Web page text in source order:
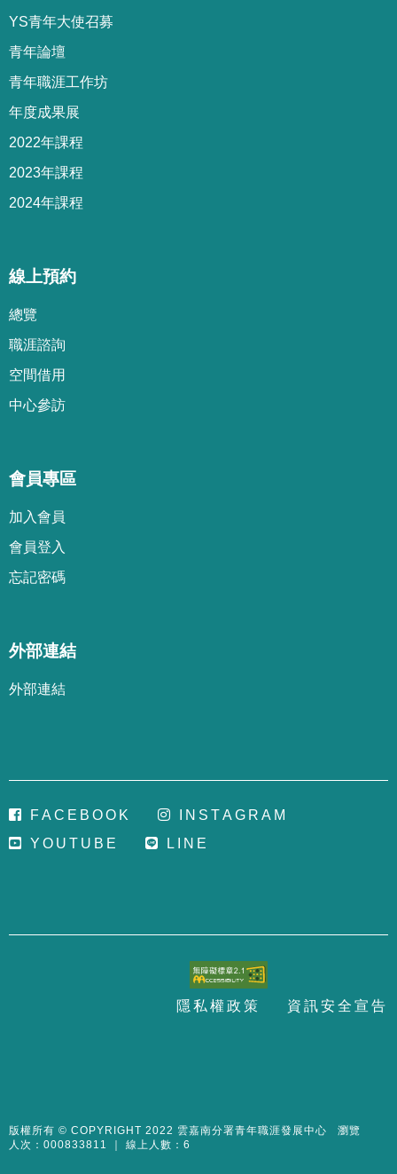
YS青年大使召募
青年論壇
青年職涯工作坊
年度成果展
2022年課程
2023年課程
2024年課程
線上預約
總覽
職涯諮詢
空間借用
中心參訪
會員專區
加 入會 員
會 員登 入
忘記密碼
外部連結
外部連結
FA C E B OO K N S TA G R A M
Y O U T U B E L N E
隱 私 權政 策 資 訊安全 宣 告
版權所有 © COPYRIGHT 2022 雲嘉南分署青年職涯發展中心 瀏覽
人次：000833811 ｜ 線上人數：6